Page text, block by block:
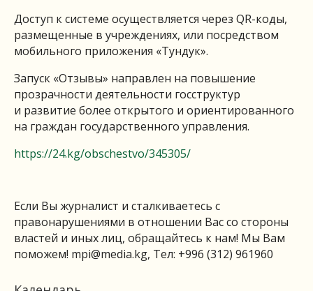
Доступ к системе осуществляется через QR-коды,
размещенные в учреждениях, или посредством
мобильного приложения «Тундук».
Запуск «Отзывы» направлен на повышение
прозрачности деятельности госструктур
и развитие более открытого и ориентированного
на граждан государственного управления.
https://24.kg/obschestvo/345305/
Если Вы журналист и сталкиваетесь с
правонарушениями в отношении Вас со стороны
властей и иных лиц, обращайтесь к нам! Мы Вам
поможем! mpi@media.kg, Тел: +996 (312) 961960